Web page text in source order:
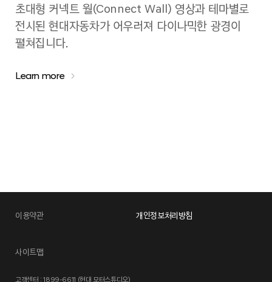
초대형 커넥트 월(Connect Wall) 영상과 테마별로
전시된 현대자동차가 어우러져 다이나믹한 광경이
펼쳐집니다.
Learn more
이용약관 개인정보처리방침
사이트맵
고객센터 : 1899-6611 (현대 모터스튜디오)